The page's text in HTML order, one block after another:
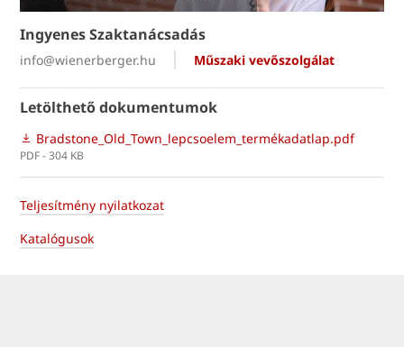
Ingyenes Szaktanácsadás
Műszaki vevőszolgálat
info@wienerberger.hu
Letölthető dokumentumok
Bradstone_Old_Town_lepcsoelem_termékadatlap.pdf
PDF - 304 KB
Teljesítmény nyilatkozat
Katalógusok